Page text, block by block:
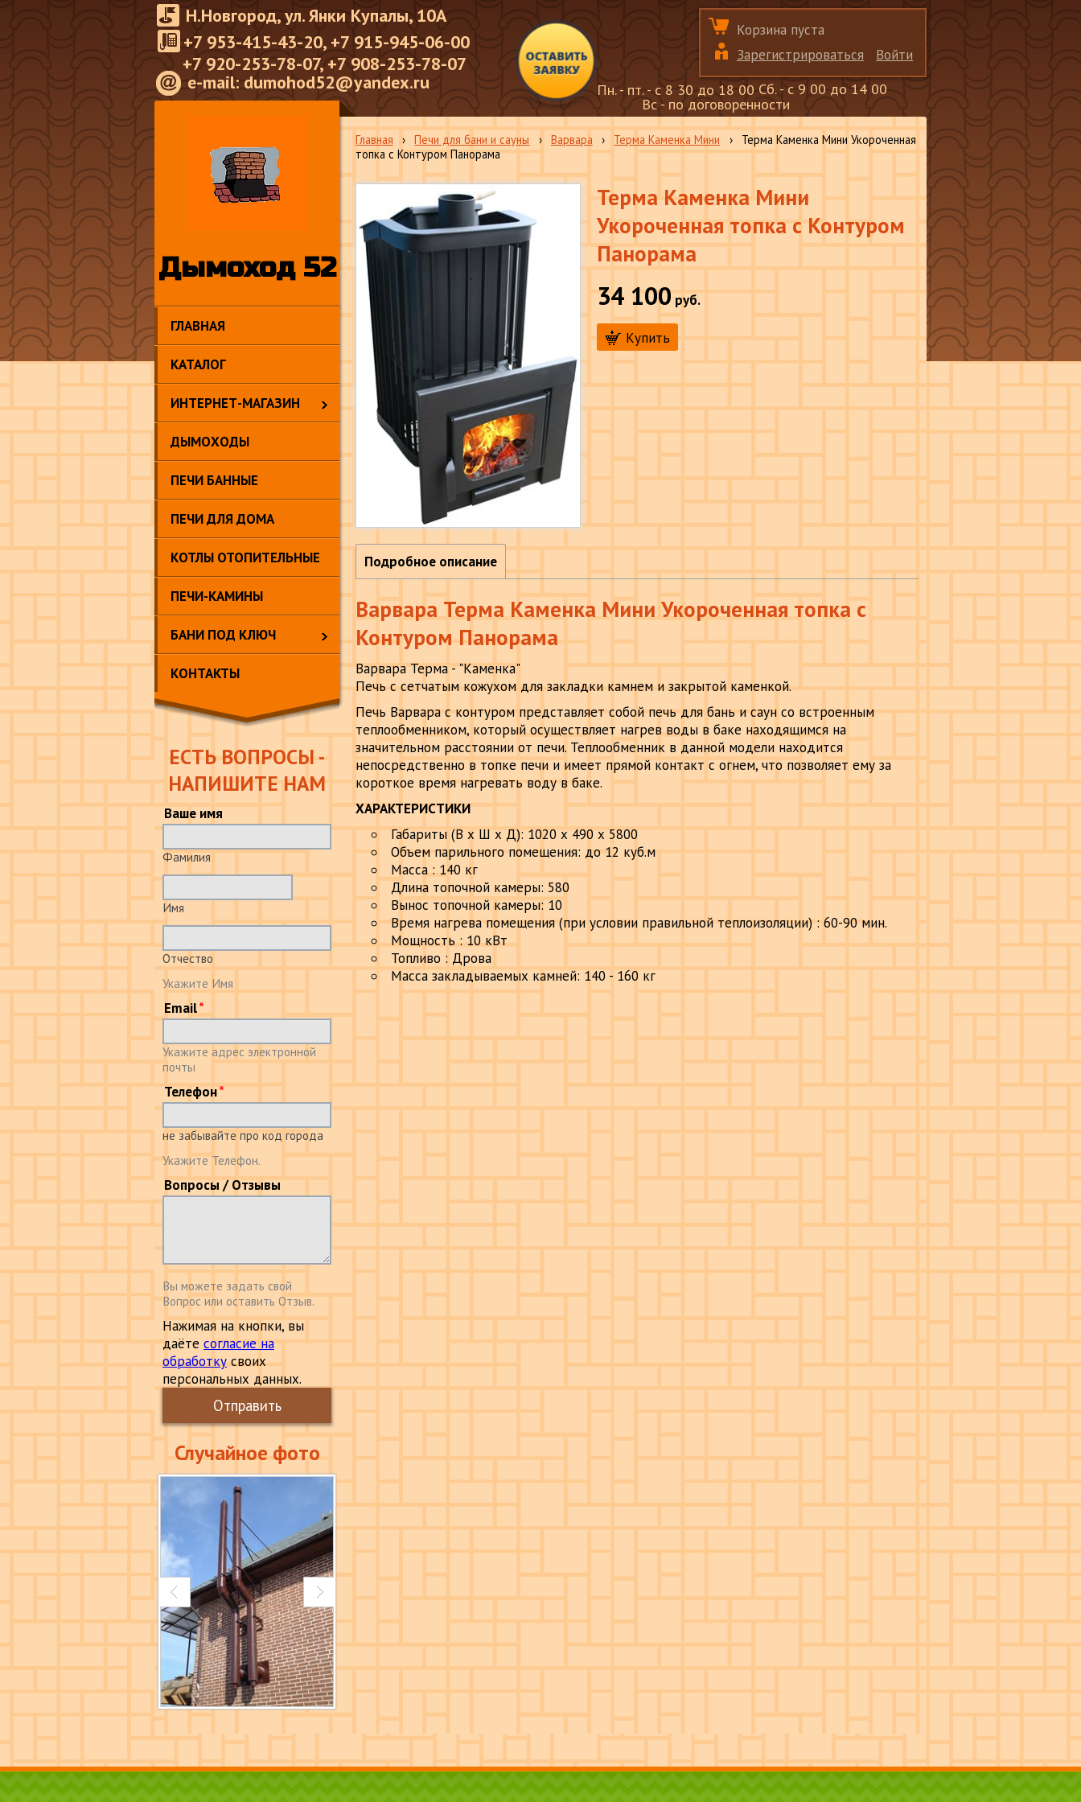
Н.Новгород, ул. Янки Купалы, 10А
+7 953-415-43-20, +7 915-945-06-00
e-mail: dumohod52@yandex.ru
Пн. - пт. - с 8 30 до 18 00 Сб. - с 9 00 до 14 00
Вc - по договоренности
+7 920-253-78-07, +7 908-253-78-07
Корзина пуста
Зарегистрироваться
Войти
Дымоход 52
ГЛАВНАЯ
КАТАЛОГ
ИНТЕРНЕТ-МАГАЗИН
ДЫМОХОДЫ
ПЕЧИ БАННЫЕ
ПЕЧИ ДЛЯ ДОМА
КОТЛЫ ОТОПИТЕЛЬНЫЕ
ПЕЧИ-КАМИНЫ
БАНИ ПОД КЛЮЧ
КОНТАКТЫ
ЕСТЬ ВОПРОСЫ -
НАПИШИТЕ НАМ
Ваше имя
Фамилия
Имя
Отчество
Укажите Имя
Email
Укажите адрес электронной
почты
Телефон
не забывайте про код города
Укажите Телефон.
Вопросы / Отзывы
Вы можете задать свой
Вопрос или оставить Отзыв.
Нажимая на кнопки, вы
даёте согласие на
обработкусвоих
персональных данных.
Отправить
Случайное фото
Главная › Печи для бани и сауны › Варвара › Терма Каменка Мини ›
Терма Каменка Мини Укороченная
топка с Контуром Панорама
Терма Каменка Мини
Укороченная топка с Контуром
Панорама
34 100 руб.
Купить
Подробное описание
Варвара Терма Каменка Мини Укороченная топка с
Контуром Панорама
Варвара Терма - "Каменка"
Печь с сетчатым кожухом для закладки камнем и закрытой каменкой.
Печь Варвара с контуром представляет собой печь для бань и саун со встроенным
теплообменником, который осуществляет нагрев воды в баке находящимся на
значительном расстоянии от печи. Теплообменник в данной модели находится
непосредственно в топке печи и имеет прямой контакт с огнем, что позволяет ему за
короткое время нагревать воду в баке.
ХАРАКТЕРИСТИКИ
Габариты (В х Ш х Д): 1020 х 490 х 5800
Объем парильного помещения: до 12 куб.м
Масса : 140 кг
Длина топочной камеры: 580
Вынос топочной камеры: 10
Время нагрева помещения (при условии правильной теплоизоляции) : 60-90 мин.
Мощность : 10 кВт
Топливо : Дрова
Масса закладываемых камней: 140 - 160 кг